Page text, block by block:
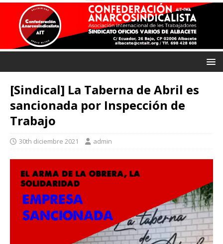
[Sindical] La Taberna de Abril es
sancionada por Inspección de
Trabajo
30th diciembre 2021 admin